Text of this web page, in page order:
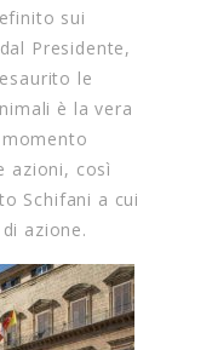
sui
Presidente,
le
è la vera
azioni, così
Schifani a cui
azione.